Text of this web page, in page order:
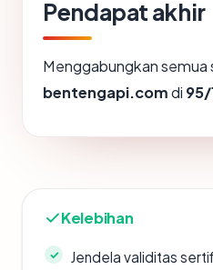
Pendapat akhir
Menggabungkan semua
bentengapi.comdi
Kelebihan
Jendela validitas